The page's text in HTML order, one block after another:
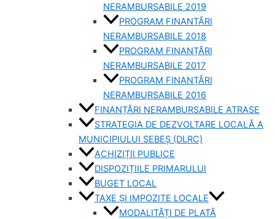
NERAMBURSABILE 2019
PROGRAM FINANTĂRI
NERAMBURSABILE 2018
PROGRAM FINANȚĂRI
NERAMBURSABILE 2017
PROGRAM FINANȚĂRI
NERAMBURSABILE 2016
FINANȚĂRI NERAMBURSABILE ATRASE
STRATEGIA DE DEZVOLTARE LOCALĂ A
MUNICIPIULUI SEBEȘ (DLRC)
ACHIZIȚII PUBLICE
DISPOZIȚIILE PRIMARULUI
BUGET LOCAL
TAXE ȘI IMPOZITE LOCALE
MODALITĂȚI DE PLATĂ